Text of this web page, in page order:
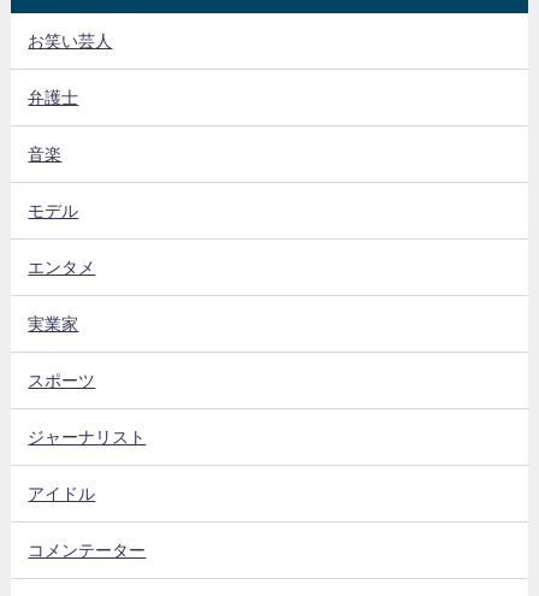
お笑い芸人
弁護士
音楽
モデル
エンタメ
実業家
スポーツ
ジャーナリスト
アイドル
コメンテーター